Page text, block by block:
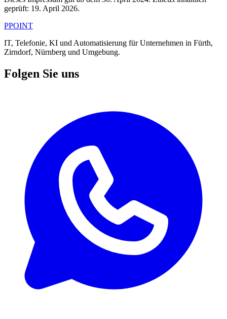
geprüft: 19. April 2026.
PPOINT
IT, Telefonie, KI und Automatisierung für Unternehmen in Fürth,
Zirndorf, Nürnberg und Umgebung.
Folgen Sie uns